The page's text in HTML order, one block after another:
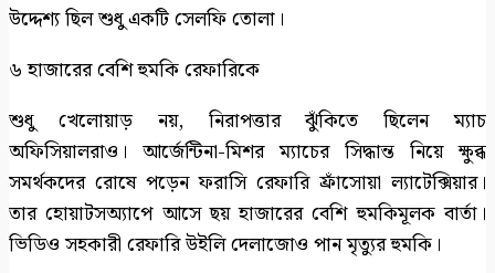
উদ্দেশ্য ছিল শুধু একটি সেলফি তোলা।
৬ হাজারের বেশি হুমকি রেফারিকে
শুধু খেলোয়াড় নয়, নিরাপত্তার ঝুঁকিতে ছিলেন ম্যাচ
অফিসিয়ালরাও। আর্জেন্টিনা-মিশর ম্যাচের সিদ্ধান্ত নিয়ে ক্ষুব্ধ
সমর্থকদের রোষে পড়েন ফরাসি রেফারি ফ্রাঁসোয়া ল্যাটেক্সিয়ার।
তার হোয়াটসঅ্যাপে আসে ছয় হাজারের বেশি হুমকিমূলক বার্তা।
ভিডিও সহকারী রেফারি উইলি দেলাজোও পান মৃত্যুর হুমকি।